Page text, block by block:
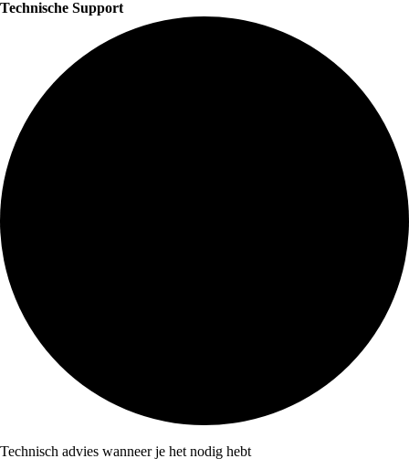
Technische Support
Technisch advies wanneer je het nodig hebt